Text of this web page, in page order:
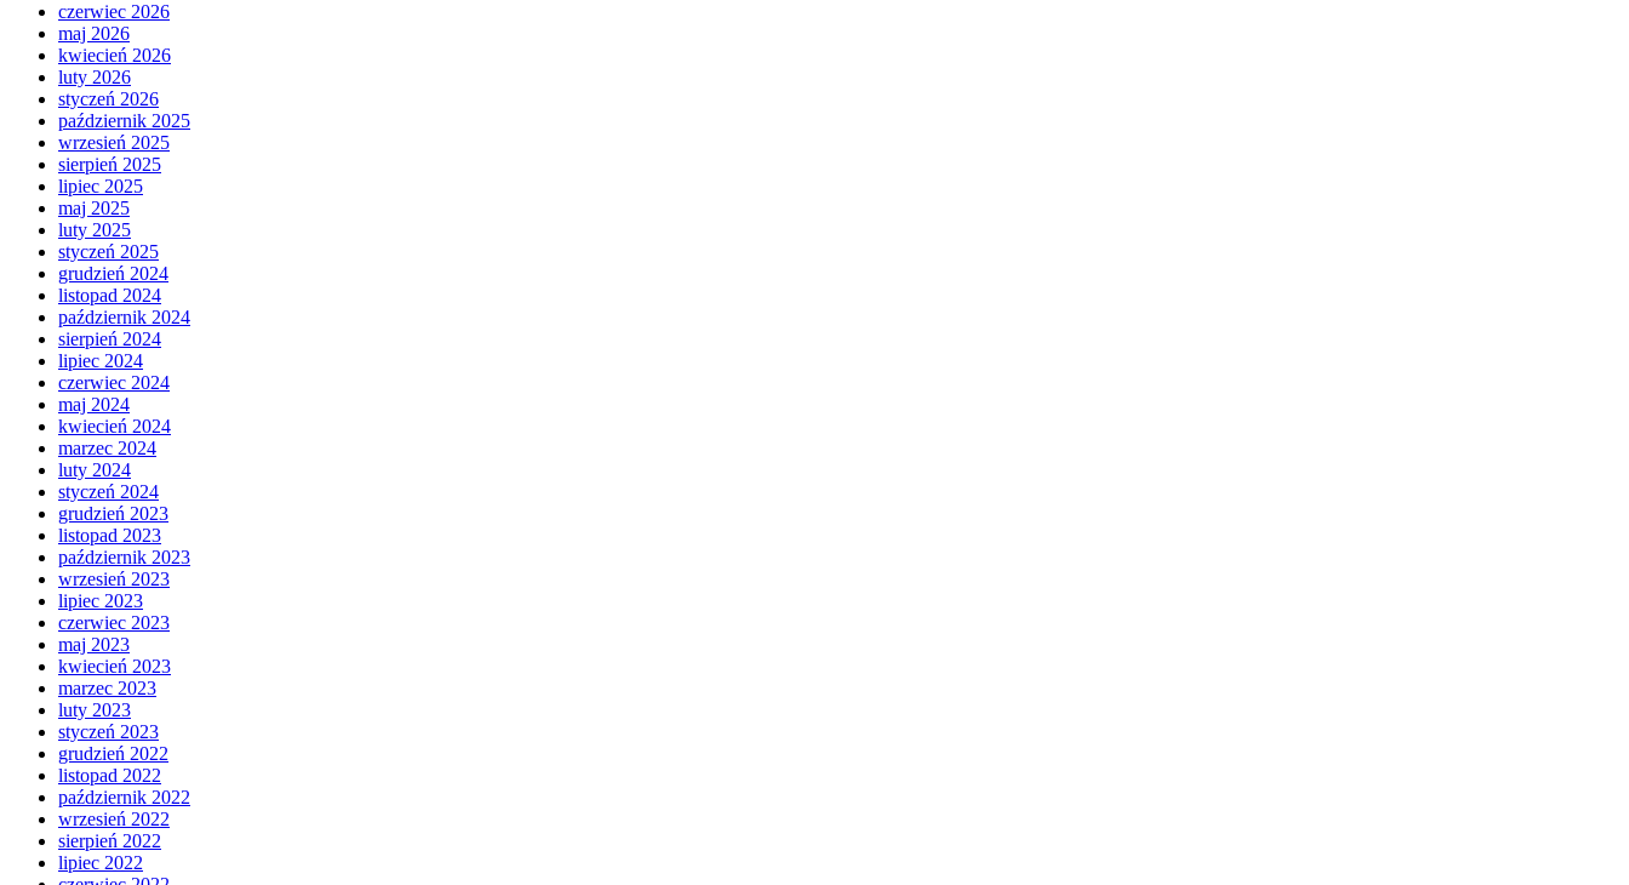
czerwiec 2026
maj 2026
kwiecień 2026
luty 2026
styczeń 2026
październik 2025
wrzesień 2025
sierpień 2025
lipiec 2025
maj 2025
luty 2025
styczeń 2025
grudzień 2024
listopad 2024
październik 2024
sierpień 2024
lipiec 2024
czerwiec 2024
maj 2024
kwiecień 2024
marzec 2024
luty 2024
styczeń 2024
grudzień 2023
listopad 2023
październik 2023
wrzesień 2023
lipiec 2023
czerwiec 2023
maj 2023
kwiecień 2023
marzec 2023
luty 2023
styczeń 2023
grudzień 2022
listopad 2022
październik 2022
wrzesień 2022
sierpień 2022
lipiec 2022